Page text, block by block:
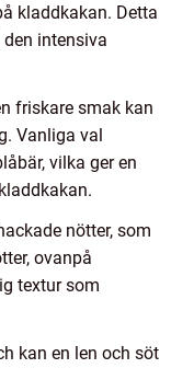
kladdkakan. Detta
intensiva
friskare smak kan
Vanliga val
vilka ger en
nötter, som
ovanpå
textur som
kan en len och söt